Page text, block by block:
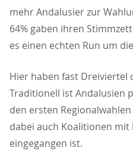
mehr Andalusier zur
64% gaben ihren
es einen echten Run um
Hier haben fast Dreiviertel
Traditionell ist Andalusien
den ersten
dabei auch Koalitionen mit
eingegangen ist.